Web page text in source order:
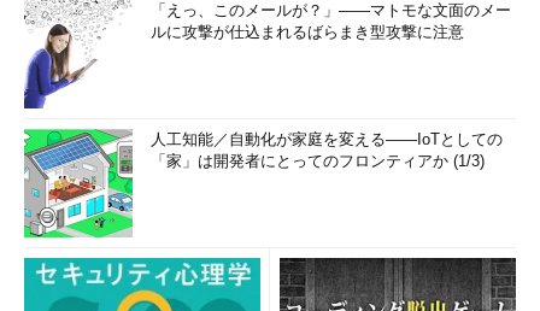
「えっ、このメールが？」――マトモな文面のメー
ルに攻撃が仕込まれるばらまき型攻撃に注意
人工知能／自動化が家庭を変える――IoTとしての
「家」は開発者にとってのフロンティアか (1/3)